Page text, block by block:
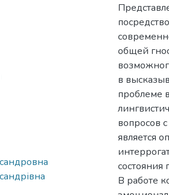
общей
в
проблеме
вопросов
является
В работе